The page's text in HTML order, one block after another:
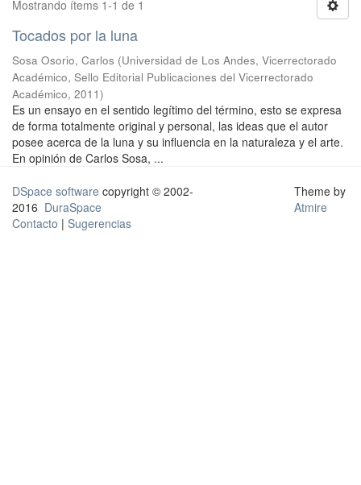
Mostrando ítems 1-1 de 1
Tocados por la luna
Sosa Osorio, Carlos (Universidad de Los Andes, Vicerrectorado
Académico, Sello Editorial Publicaciones del Vicerrectorado
Académico, 2011)
Es un ensayo en el sentido legítimo del término, esto se expresa
de forma totalmente original y personal, las ideas que el autor
posee acerca de la luna y su influencia en la naturaleza y el arte.
En opinión de Carlos Sosa, ...
DSpace software copyright © 2002-
2016 DuraSpace
Contacto | Sugerencias
Theme by
Atmire